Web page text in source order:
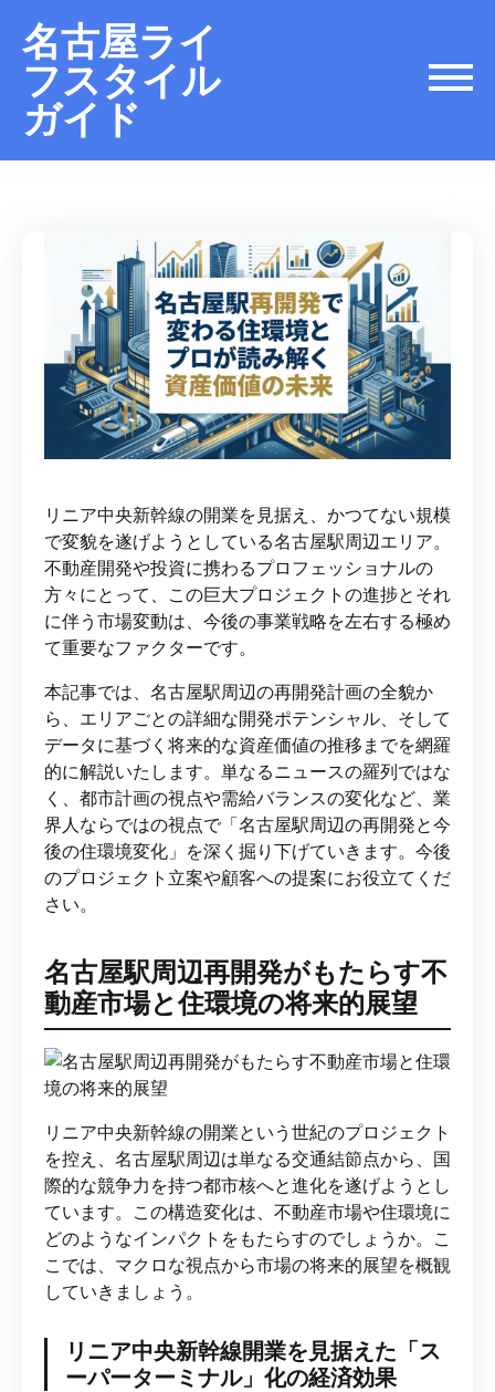
名古屋ライ
フスタイル
ガイド
リニア中央新幹線の開業を見据え、かつてない規模
で変貌を遂げようとしている名古屋駅周辺エリア。
不動産開発や投資に携わるプロフェッショナルの
方々にとって、この巨大プロジェクトの進捗とそれ
に伴う市場変動は、今後の事業戦略を左右する極め
て重要なファクターです。
本記事では、名古屋駅周辺の再開発計画の全貌か
ら、エリアごとの詳細な開発ポテンシャル、そして
データに基づく将来的な資産価値の推移までを網羅
的に解説いたします。単なるニュースの羅列ではな
く、都市計画の視点や需給バランスの変化など、業
界人ならではの視点で「名古屋駅周辺の再開発と今
後の住環境変化」を深く掘り下げていきます。今後
のプロジェクト立案や顧客への提案にお役立てくだ
さい。
名古屋駅周辺再開発がもたらす不
動産市場と住環境の将来的展望
リニア中央新幹線の開業という世紀のプロジェクト
を控え、名古屋駅周辺は単なる交通結節点から、国
際的な競争力を持つ都市核へと進化を遂げようとし
ています。この構造変化は、不動産市場や住環境に
どのようなインパクトをもたらすのでしょうか。こ
こでは、マクロな視点から市場の将来的展望を概観
していきましょう。
リニア中央新幹線開業を見据えた「ス
ーパーターミナル」化の経済効果